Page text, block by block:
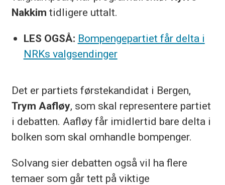
Nakkim tidligere uttalt.
LES OGSÅ: Bompengepartiet får delta i
NRKs valgsendinger
Det er partiets førstekandidat i Bergen,
Trym Aafløy, som skal representere partiet
i debatten. Aafløy får imidlertid bare delta i
bolken som skal omhandle bompenger.
Solvang sier debatten også vil ha flere
temaer som går tett på viktige